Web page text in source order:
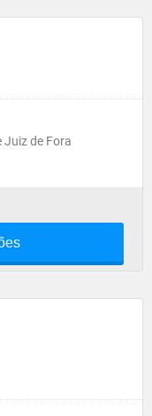
Juiz de Fora